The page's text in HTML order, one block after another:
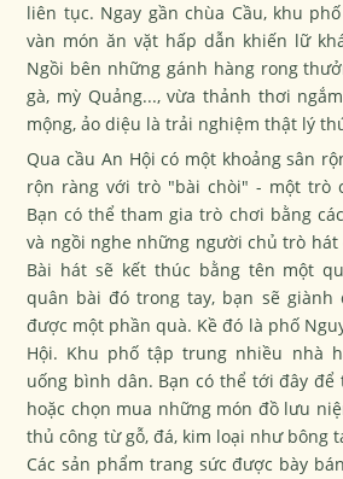
liên tục. Ngay gần chùa Cầu, khu
vàn món ăn vặt hấp dẫn khiến lữ
Ngồi bên những gánh hàng rong
gà, mỳ Quảng..., vừa thảnh thơi
mộng, ảo diệu là trải nghiệm thật lý
Qua cầu An Hội có một khoảng sân
rộn ràng với trò "bài chòi" - một trò
Bạn có thể tham gia trò chơi bằng
và ngồi nghe những người chủ trò
Bài hát sẽ kết thúc bằng tên một
quân bài đó trong tay, bạn sẽ giành
được một phần quà. Kề đó là phố
Hội. Khu phố tập trung nhiều nhà
uống bình dân. Bạn có thể tới đây
hoặc chọn mua những món đồ lưu
thủ công từ gỗ, đá, kim loại như bông
Các sản phẩm trang sức được bày